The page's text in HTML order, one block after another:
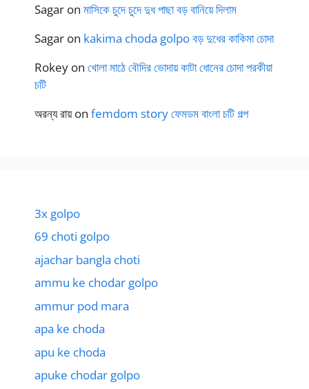
Sagar on মাসিকে চুদে চুদে দুধ পাছা বড় বানিয়ে দিলাম
Sagar on kakima choda golpo বড় দুধের কাকিমা চোদা
Rokey on খোলা মাঠে বৌদির ভোদায় কাটা ধোনের চোদা পরকীয়া
চটি
অরন্য রায়on femdom story ফেমডম বাংলা চটি গল্প
3x golpo
69 choti golpo
ajachar bangla choti
ammu ke chodar golpo
ammur pod mara
apa ke choda
apu ke choda
apuke chodar golpo